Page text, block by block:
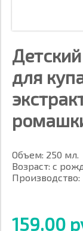
для
Объем: 250 мл.
Возраст: с
Производство:
159.00